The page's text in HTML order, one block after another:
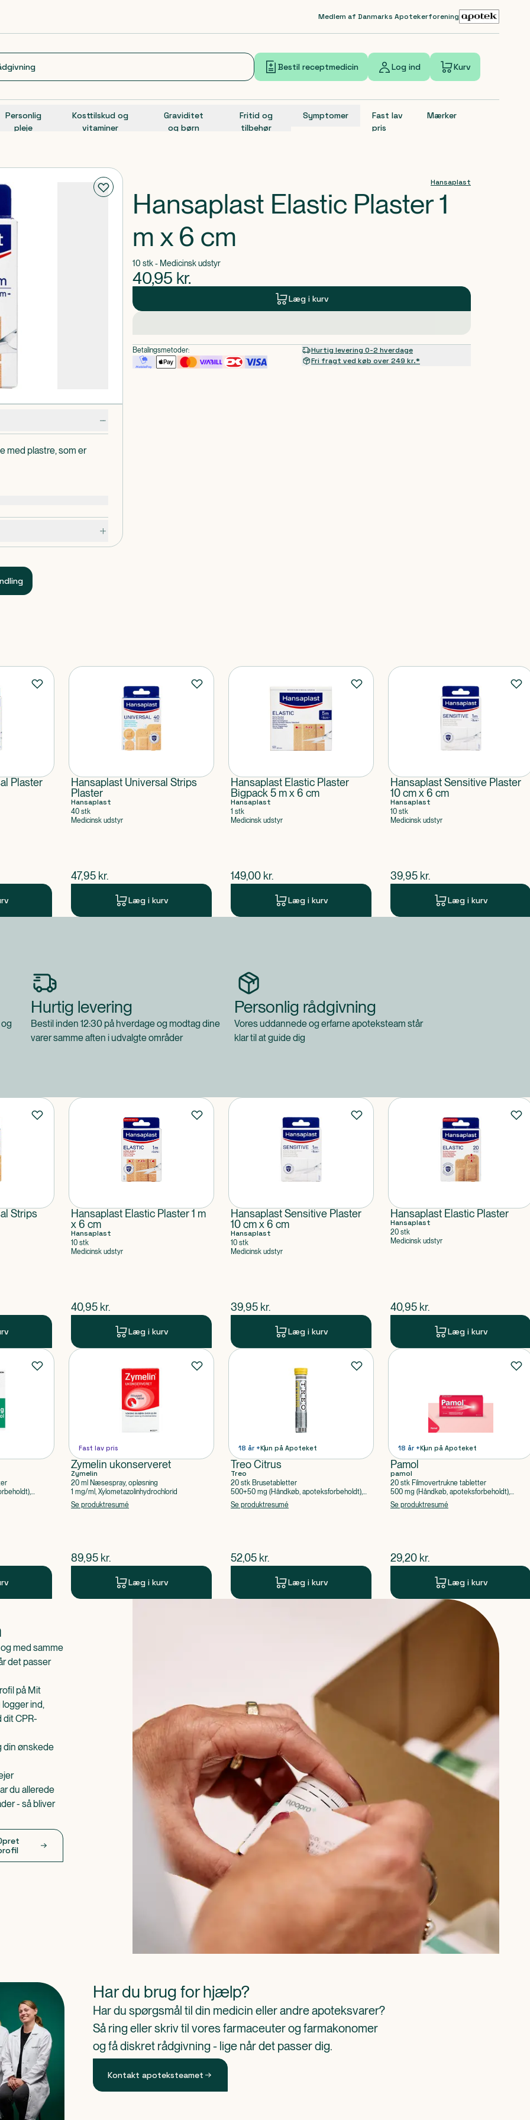
Medlem af Danmarks Apotekerforening
Bestil receptmedicin Log ind Kurv
Personlig
pleje
Kosttilskud og
vitaminer
Graviditet
og børn
Fritid og
tilbehør
Symptomer
Fast lav
pris
Mærker
med plastre, som er
rynker.
Hansaplast
Hansaplast Elastic Plaster 1
m x 6 cm
10 stk - Medicinsk udstyr
40,95 kr.
Læg i kurv
Betalingsmetoder:
Hurtig levering 0-2 hverdage
Fri fragt ved køb over 249 kr.*
Plaster
Hansaplast Universal Strips
Plaster
Hansaplast
40 stk
Medicinsk udstyr
$nuværende pris
47,95 kr.
Læg i kurv
Hansaplast Elastic Plaster
Bigpack 5 m x 6 cm
Hansaplast
1 stk
Medicinsk udstyr
$nuværende pris
149,00 kr.
Læg i kurv
Hansaplast Sensitive Plaster
10 cm x 6 cm
Hansaplast
10 stk
Medicinsk udstyr
$nuværende pris
39,95 kr.
Læg i kurv
Hurtig levering
Bestil inden 12:30 på hverdage og modtag dine
varer samme aften i udvalgte områder
Personlig rådgivning
Vores uddannede og erfarne apoteksteam står
klar til at guide dig
Strips
Hansaplast Elastic Plaster 1 m
x 6 cm
Hansaplast
10 stk
Medicinsk udstyr
$nuværende pris
40,95 kr.
Læg i kurv
Hansaplast Sensitive Plaster
10 cm x 6 cm
Hansaplast
10 stk
Medicinsk udstyr
$nuværende pris
39,95 kr.
Læg i kurv
Hansaplast Elastic Plaster
Hansaplast
20 stk
Medicinsk udstyr
$nuværende pris
40,95 kr.
Læg i kurv
Fast lav pris
Zymelin ukonserveret
Zymelin
20 ml Næsespray, opløsning
1 mg/ml, Xylometazolinhydrochlorid
Se produktresumé
$nuværende pris
89,95 kr.
Læg i kurv
18 år +Kun på Apoteket
Treo Citrus
Treo
20 stk Brusetabletter
500+50 mg (Håndkøb, apoteksforbeholdt),
Acetylsalicylsyre, Caffein
Se produktresumé
$nuværende pris
52,05 kr.
Læg i kurv
18 år +Kun på Apoteket
Pamol
pamol
20 stk Filmovertrukne tabletter
500 mg (Håndkøb, apoteksforbeholdt),
Paracetamol
Se produktresumé
$nuværende pris
29,20 kr.
Læg i kurv
med samme
det passer
på Mit
ind,
dit CPR-
din ønskede
du allerede
- så bliver
Har du brug for hjælp?
Har du spørgsmål til din medicin eller andre apoteksvarer?
Så ring eller skriv til vores farmaceuter og farmakonomer
og få diskret rådgivning - lige når det passer dig.
Kontakt apoteksteamet